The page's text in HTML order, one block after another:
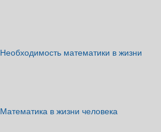
Необходимость математики в жизни
Математика в жизни человека